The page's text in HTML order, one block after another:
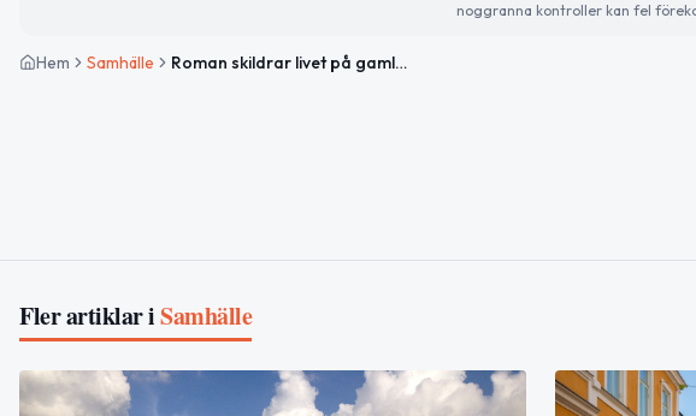
noggranna kontroller kan fel
Hem Samhälle Roman skildrar livet på gamla skrivmaskinsfabriken i Svängsta
Fler artiklar iSamhälle